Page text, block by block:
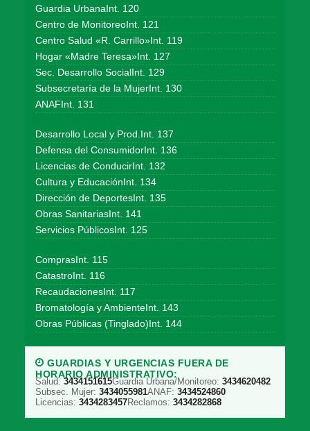
Guardia UrbanaInt. 120
Centro de MonitoreoInt. 121
Centro Salud «R. Carrillo»Int. 119
Hogar «Madre Teresa»Int. 127
Sec. Desarrollo SocialInt. 129
Subsecretaría de la MujerInt. 130
ANAFInt. 131
Desarrollo Local y Prod.Int. 137
Defensa del ConsumidorInt. 136
Licencias de ConducirInt. 132
Cultura y EducaciónInt. 134
Dirección de DeportesInt. 135
Obras SanitariasInt. 141
Servicios PúblicosInt. 125
ComprasInt. 115
CatastroInt. 116
RecaudacionesInt. 117
Bromatología y AmbienteInt. 143
Obras Públicas (Tinglado)Int. 144
GUARDIAS Y URGENCIAS FUERA DE
HORARIO ADMINISTRATIVO:
Salud: 3434151615Guardia Urbana/Monitoreo: 3434620482
Subsec. Mujer: 3434055981ANAF: 3434524860
Licencias: 3434283457Reclamos: 3434282868